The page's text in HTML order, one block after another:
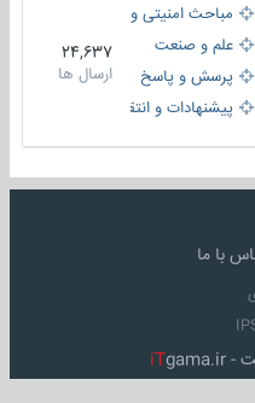
مباحث امنیتی و اطلاعاتی
علم و صنعت
پرسش و پاسخ
پیشنهادات و انتقادات
24,637
ارسال ها
با ما
-
iTgama.ir